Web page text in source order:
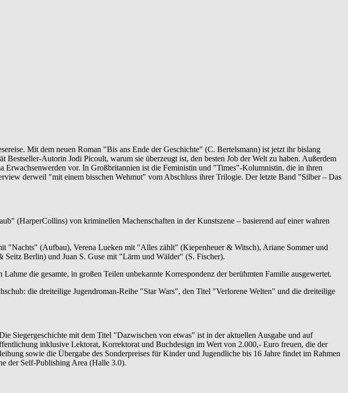
Mit dem neuen Roman "Bis ans Ende der Geschichte" (C. Bertelsmann) ist jetzt ihr bislang
Autorin Jodi Picoult, warum sie überzeugt ist, den besten Job der Welt zu haben. Außerdem
vor. In Großbritannien ist die Feministin und "Times"-Kolumnistin, die in ihren
derweil "mit einem bisschen Wehmut" vom Abschluss ihrer Trilogie. Der letzte Band "Silber – Das
(HarperCollins) von kriminellen Machenschaften in der Kunstszene – basierend auf einer wahren
"Nachts" (Aufbau), Verena Lueken mit "Alles zählt" (Kiepenheuer & Witsch), Ariane Sommer und
Berlin) und Juan S. Guse mit "Lärm und Wälder" (S. Fischer).
die gesamte, in großen Teilen unbekannte Korrespondenz der berühmten Familie ausgewertet.
die dreiteilige Jugendroman-Reihe "Star Wars", den Titel "Verlorene Welten" und die dreiteilige
Siegergeschichte mit dem Titel "Dazwischen von etwas" ist in der aktuellen Ausgabe und auf
inklusive Lektorat, Korrektorat und Buchdesign im Wert von 2.000,- Euro freuen, die der
sowie die Übergabe des Sonderpreises für Kinder und Jugendliche bis 16 Jahre findet im Rahmen
der Self-Publishing Area (Halle 3.0).